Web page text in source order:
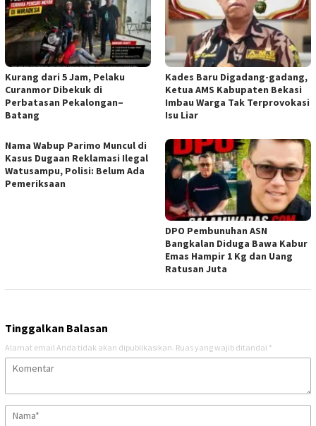
Kurang dari 5 Jam, Pelaku
Curanmor Dibekuk di
Perbatasan Pekalongan–
Batang
Kades Baru Digadang-gadang,
Ketua AMS Kabupaten Bekasi
Imbau Warga Tak Terprovokasi
Isu Liar
Nama Wabup Parimo Muncul di
Kasus Dugaan Reklamasi Ilegal
Watusampu, Polisi: Belum Ada
Pemeriksaan
DPO Pembunuhan ASN
Bangkalan Diduga Bawa Kabur
Emas Hampir 1 Kg dan Uang
Ratusan Juta
Tinggalkan Balasan
Alamat email Anda tidak akan dipublikasikan. Ruas yang wajib ditandai *